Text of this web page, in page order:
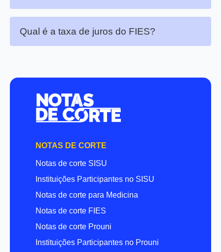
Qual é a taxa de juros do FIES?
NOTAS DE CORTE
Notas de corte SISU
Instituições Participantes no SISU
Notas de corte para Medicina
Notas de corte FIES
Notas de corte Prouni
Instituições Participantes no Prouni